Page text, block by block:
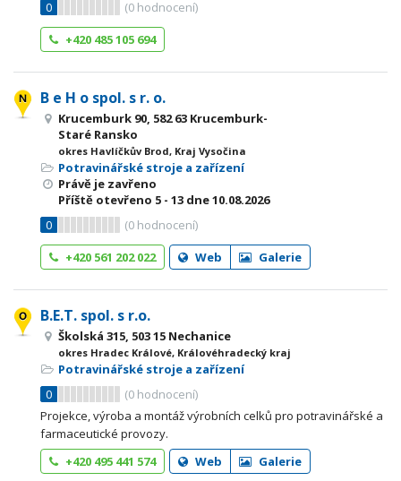
0 (0 hodnocení)
+420 485 105 694
B e H o spol. s r. o.
Krucemburk 90, 582 63 Krucemburk-
Staré Ransko
okres Havlíčkův Brod, Kraj Vysočina
Potravinářské stroje a zařízení
Právě je zavřeno
Příště otevřeno 5 - 13 dne 10.08.2026
0
(0 hodnocení)
+420 561 202 022
Web Galerie
B.E.T. spol. s r.o.
Školská 315, 503 15 Nechanice
okres Hradec Králové, Královéhradecký kraj
Potravinářské stroje a zařízení
0
(0 hodnocení)
Projekce, výroba a montáž výrobních celků pro potravinářské a
farmaceutické provozy.
+420 495 441 574
Web Galerie